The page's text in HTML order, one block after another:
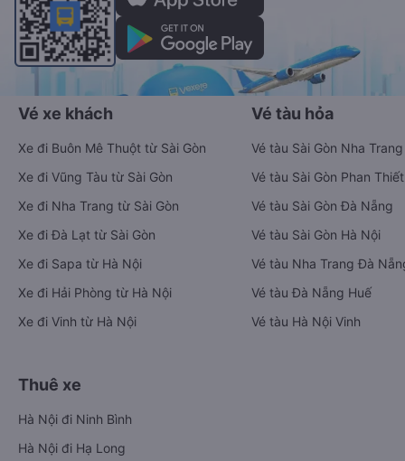
Vé xe khách
Xe đi Buôn Mê Thuột từ Sài Gòn
Xe đi Vũng Tàu từ Sài Gòn
Xe đi Nha Trang từ Sài Gòn
Xe đi Đà Lạt từ Sài Gòn
Xe đi Sapa từ Hà Nội
Xe đi Hải Phòng từ Hà Nội
Xe đi Vinh từ Hà Nội
Vé tàu hỏa
Vé tàu Sài Gòn Nha Trang
Vé tàu Sài Gòn Phan Thiết
Vé tàu Sài Gòn Đà Nẵng
Vé tàu Sài Gòn Hà Nội
Vé tàu Nha Trang Đà
Vé tàu Đà Nẵng Huế
Vé tàu Hà Nội Vinh
Thuê xe
Hà Nội đi Ninh Bình
Hà Nội đi Hạ Long